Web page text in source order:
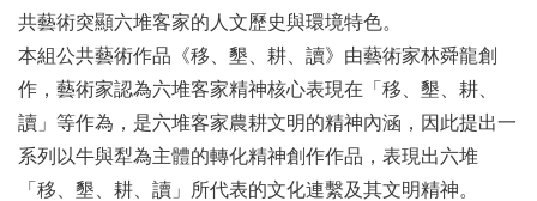
共藝術突顯六堆客家的人文歷史與環境特色。
本組公共藝術作品《移、墾、耕、讀》由藝術家林舜龍創
作，藝術家認為六堆客家精神核心表現在「移、墾、耕、
讀」等作為，是六堆客家農耕文明的精神內涵，因此提出一
系列以牛與犁為主體的轉化精神創作作品，表現出六堆
「移、墾、耕、讀」所代表的文化連繫及其文明精神。